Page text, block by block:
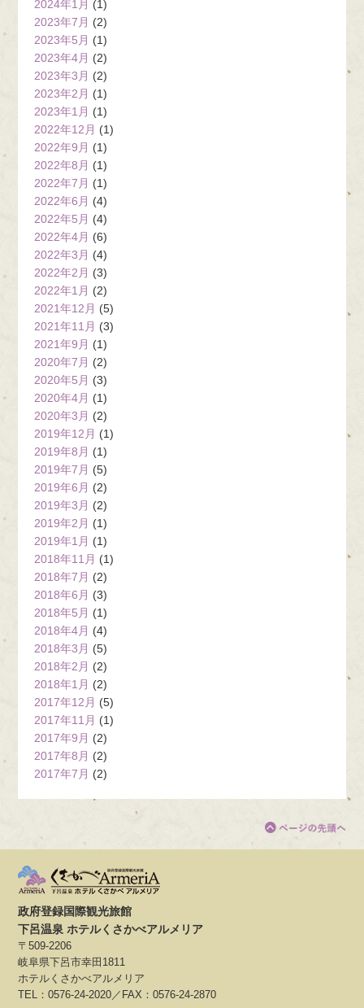
2024年1月 (1)
2023年7月 (2)
2023年5月 (1)
2023年4月 (2)
2023年3月 (2)
2023年2月 (1)
2023年1月 (1)
2022年12月 (1)
2022年9月 (1)
2022年8月 (1)
2022年7月 (1)
2022年6月 (4)
2022年5月 (4)
2022年4月 (6)
2022年3月 (4)
2022年2月 (3)
2022年1月 (2)
2021年12月 (5)
2021年11月 (3)
2021年9月 (1)
2020年7月 (2)
2020年5月 (3)
2020年4月 (1)
2020年3月 (2)
2019年12月 (1)
2019年8月 (1)
2019年7月 (5)
2019年6月 (2)
2019年3月 (2)
2019年2月 (1)
2019年1月 (1)
2018年11月 (1)
2018年7月 (2)
2018年6月 (3)
2018年5月 (1)
2018年4月 (4)
2018年3月 (5)
2018年2月 (2)
2018年1月 (2)
2017年12月 (5)
2017年11月 (1)
2017年9月 (2)
2017年8月 (2)
2017年7月 (2)
政府登録国際観光旅館
下呂温泉 ホテルくさかべアルメリア
〒509-2206
岐阜県下呂市幸田1811
ホテルくさかべアルメリア
TEL：0576-24-2020／FAX：0576-24-2870